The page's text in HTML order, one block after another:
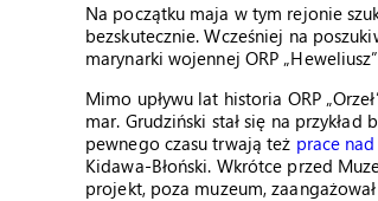
Na początku maja w tym rejonie
bezskutecznie. Wcześniej na
marynarki wojennej ORP
Mimo upływu lat historia ORP
mar. Grudziński stał się na
pewnego czasu trwają też prace
Kidawa-Błoński. Wkrótce przed
projekt, poza muzeum,